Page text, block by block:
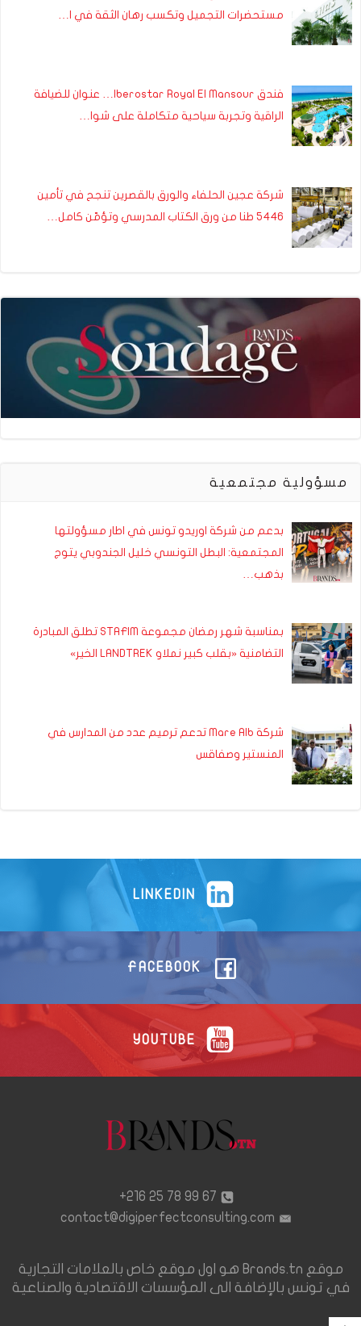
مستحضرات التجميل وتكسب رهان الثقة في ا…
فندق Iberostar Royal El Mansour… عنوان للضيافة
الراقية وتجربة سياحية متكاملة على شوا…
شركة عجين الحلفاء والورق بالقصرين تنجح في تأمين
5446 طنا من ورق الكتاب المدرسي وتؤمّن كامل…
مسؤولية مجتمعية
بدعم من شركة اوريدو تونس في اطار مسؤولتها
المجتمعية: البطل التونسي خليل الجندوبي يتوج
بذهب…
بمناسبة شهر رمضان مجموعة STAFIM تطلق المبادرة
التضامنية «بقلب كبير نملاو LANDTREK الخير»
شركة Mare Alb تدعم ترميم عدد من المدارس في
المنستير وصفاقس
LINKEDIN
FACEBOOK
YOUTUBE
67 99 78 25 216+
contact@digiperfectconsulting.com
موقع Brands.tn هو اول موقع خاص بالعلامات التجارية
في تونس بالإضافة الى المؤسسات الاقتصادية والصناعية